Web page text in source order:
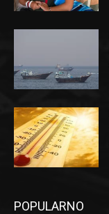
POPULARNO